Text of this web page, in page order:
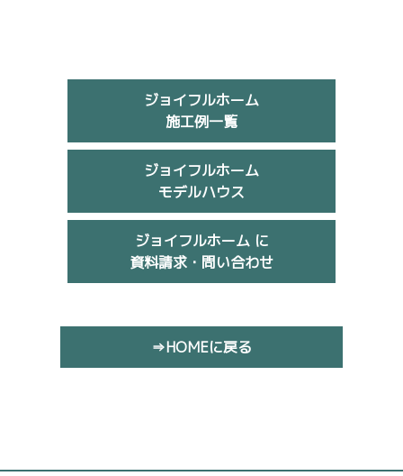
ジョイフルホーム
施工例一覧
ジョイフルホーム
モデルハウス
ジョイフルホーム に
資料請求・問い合わせ
⇒HOMEに戻る